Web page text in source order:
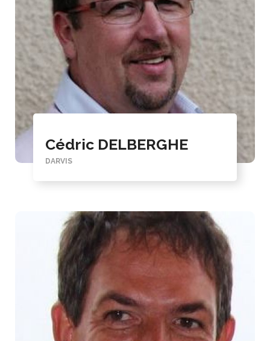
Cédric DELBERGHE
DARVIS